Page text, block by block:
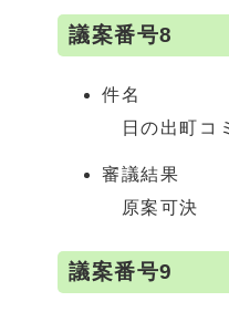
議案番号8
件名
日の出町コ
審議結果
原案可決
議案番号9